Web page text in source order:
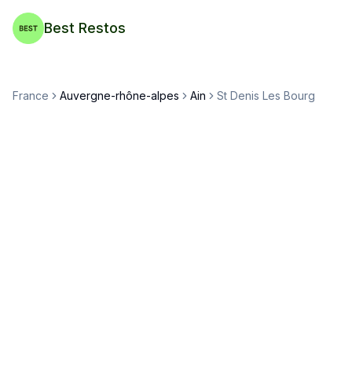
Best Restos
France Auvergne-rhône-alpes Ain St Denis Les Bourg